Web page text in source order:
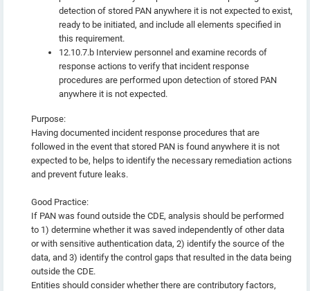
detection of stored PAN anywhere it is not expected to exist,
ready to be initiated, and include all elements specified in
this requirement.
12.10.7.b Interview personnel and examine records of
response actions to verify that incident response
procedures are performed upon detection of stored PAN
anywhere it is not expected.
Purpose:
Having documented incident response procedures that are
followed in the event that stored PAN is found anywhere it is not
expected to be, helps to identify the necessary remediation actions
and prevent future leaks.
Good Practice:
If PAN was found outside the CDE, analysis should be performed
to 1) determine whether it was saved independently of other data
or with sensitive authentication data, 2) identify the source of the
data, and 3) identify the control gaps that resulted in the data being
outside the CDE.
Entities should consider whether there are contributory factors,